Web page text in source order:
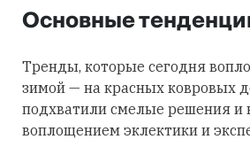
Основные
Тренды, которые сегодня
зимой — на красных ковровых
подхватили смелые решения и
воплощением эклектики и